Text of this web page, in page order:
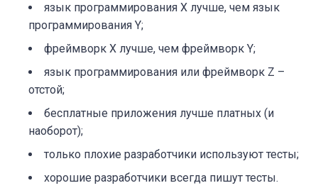
язык программирования X лучше, чем язык
программирования Y;
фреймворк X лучше, чем фреймворк Y;
язык программирования или фреймворк Z –
отстой;
бесплатные приложения лучше платных (и
наоборот);
только плохие разработчики используют тесты;
хорошие разработчики всегда пишут тесты.